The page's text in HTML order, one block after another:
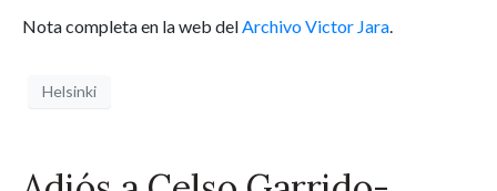
Nota completa en la web delArchivo Victor Jara.
Helsinki